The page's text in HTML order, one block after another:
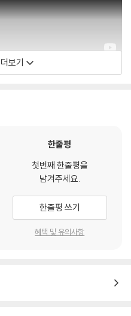
보기
한줄평
첫번째 한줄평을
남겨주세요.
한줄평 쓰기
혜택 및 유의사항